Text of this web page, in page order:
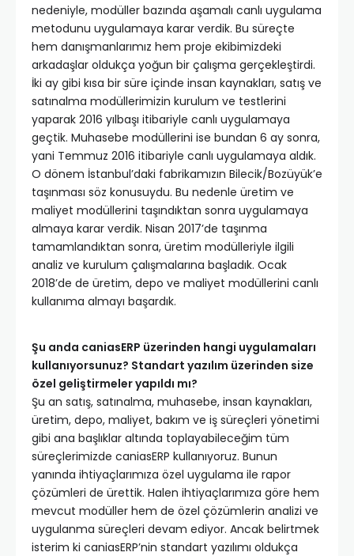
nedeniyle, modüller bazında aşamalı canlı uygulama
metodunu uygulamaya karar verdik. Bu süreçte
hem danışmanlarımız hem proje ekibimizdeki
arkadaşlar oldukça yoğun bir çalışma gerçekleştirdi.
İki ay gibi kısa bir süre içinde insan kaynakları, satış ve
satınalma modüllerimizin kurulum ve testlerini
yaparak 2016 yılbaşı itibariyle canlı uygulamaya
geçtik. Muhasebe modüllerini ise bundan 6 ay sonra,
yani Temmuz 2016 itibariyle canlı uygulamaya aldık.
O dönem İstanbul’daki fabrikamızın Bilecik/Bozüyük’e
taşınması söz konusuydu. Bu nedenle üretim ve
maliyet modüllerini taşındıktan sonra uygulamaya
almaya karar verdik. Nisan 2017’de taşınma
tamamlandıktan sonra, üretim modülleriyle ilgili
analiz ve kurulum çalışmalarına başladık. Ocak
2018’de de üretim, depo ve maliyet modüllerini canlı
kullanıma almayı başardık.
Şu anda caniasERP üzerinden hangi uygulamaları
kullanıyorsunuz? Standart yazılım üzerinden size
özel geliştirmeler yapıldı mı?
Şu an satış, satınalma, muhasebe, insan kaynakları,
üretim, depo, maliyet, bakım ve iş süreçleri yönetimi
gibi ana başlıklar altında toplayabileceğim tüm
süreçlerimizde caniasERP kullanıyoruz. Bunun
yanında ihtiyaçlarımıza özel uygulama ile rapor
çözümleri de ürettik. Halen ihtiyaçlarımıza göre hem
mevcut modüller hem de özel çözümlerin analizi ve
uygulanma süreçleri devam ediyor. Ancak belirtmek
isterim ki caniasERP’nin standart yazılımı oldukça